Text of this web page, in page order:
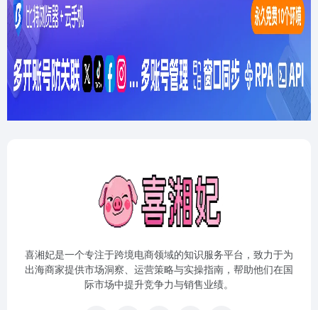
喜湘妃是一个专注于跨境电商领域的知识服务平台，致力于为
出海商家提供市场洞察、运营策略与实操指南，帮助他们在国
际市场中提升竞争力与销售业绩。